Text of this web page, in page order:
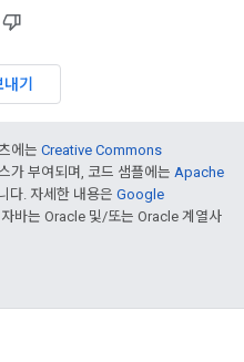
내기
에는 Creative Commons
가 부여되며, 코드 샘플에는 Apache
다. 자세한 내용은 Google
바는 Oracle 및/또는 Oracle 계열사